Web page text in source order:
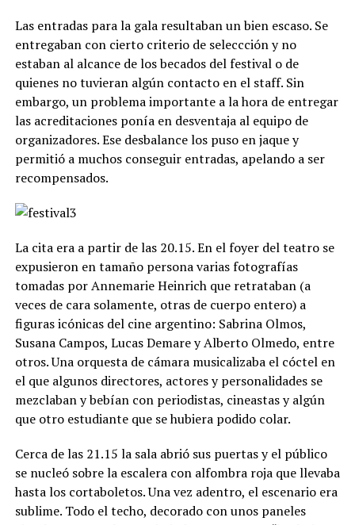
Las entradas para la gala resultaban un bien escaso. Se
entregaban con cierto criterio de seleccción y no
estaban al alcance de los becados del festival o de
quienes no tuvieran algún contacto en el staff. Sin
embargo, un problema importante a la hora de entregar
las acreditaciones ponía en desventaja al equipo de
organizadores. Ese desbalance los puso en jaque y
permitió a muchos conseguir entradas, apelando a ser
recompensados.
La cita era a partir de las 20.15. En el foyer del teatro se
expusieron en tamaño persona varias fotografías
tomadas por Annemarie Heinrich que retrataban (a
veces de cara solamente, otras de cuerpo entero) a
figuras icónicas del cine argentino: Sabrina Olmos,
Susana Campos, Lucas Demare y Alberto Olmedo, entre
otros. Una orquesta de cámara musicalizaba el cóctel en
el que algunos directores, actores y personalidades se
mezclaban y bebían con periodistas, cineastas y algún
que otro estudiante que se hubiera podido colar.
Cerca de las 21.15 la sala abrió sus puertas y el público
se nucleó sobre la escalera con alfombra roja que llevaba
hasta los cortaboletos. Una vez adentro, el escenario era
sublime. Todo el techo, decorado con unos paneles